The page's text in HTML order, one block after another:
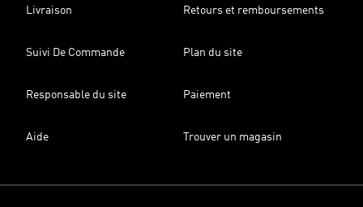
Livraison Retours et remboursements
Suivi De Commande Plan du site
Responsable du site Paiement
Aide Trouver un magasin